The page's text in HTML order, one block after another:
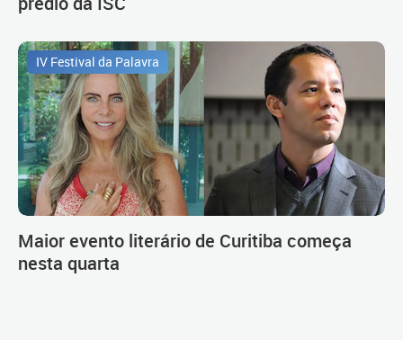
IV Festival da Palavra
Maior evento literário de Curitiba começa
nesta quarta